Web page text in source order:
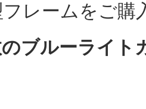
レームをご購
ブルーライト